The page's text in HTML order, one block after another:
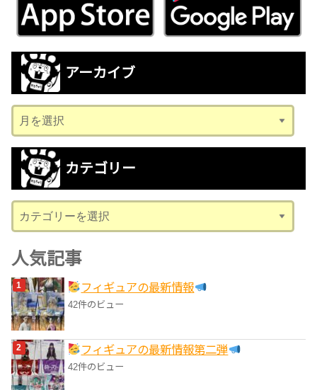
アーカイブ
ー
カ
ブ
カテゴリー
テ
ゴ
リ
ー
人気記事
フィギュアの最新情報
42件のビュー
フィギュアの最新情報第二弾
42件のビュー